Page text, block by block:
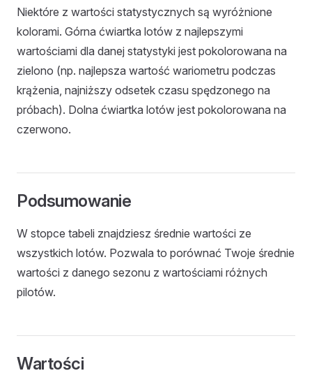
Niektóre z wartości statystycznych są wyróżnione
kolorami. Górna ćwiartka lotów z najlepszymi
wartościami dla danej statystyki jest pokolorowana na
zielono (np. najlepsza wartość wariometru podczas
krążenia, najniższy odsetek czasu spędzonego na
próbach). Dolna ćwiartka lotów jest pokolorowana na
czerwono.
Podsumowanie
W stopce tabeli znajdziesz średnie wartości ze
wszystkich lotów. Pozwala to porównać Twoje średnie
wartości z danego sezonu z wartościami różnych
pilotów.
Wartości